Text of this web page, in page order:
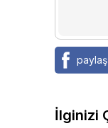
paylaş
İlginizi